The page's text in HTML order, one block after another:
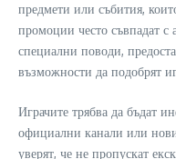
предмети или събития,
промоции често съвпадат с
специални поводи,
възможности да подобрят
Играчите трябва да бъдат
официални канали или
уверят, че не пропускат